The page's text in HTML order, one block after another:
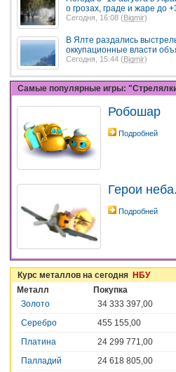
о грозах, граде и жаре до
Сегодня, 16:08 ( Bigmir)
В Ялте раздались
оккупационные власти
Сегодня, 15:44 (Bigmir)
Самые популярные игры:
Робошар
Подробней
Герои
Подробней
Курс металлов на сегодня НБУ
Металл
Покупка
Золото
34 333 397,00
Серебро
455 155,00
Платина
24 299 771,00
Палладий
24 618 805,00